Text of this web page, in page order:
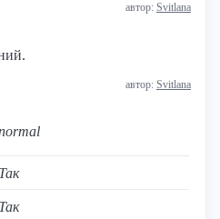
автор: Svitlana
автор: Svitlana
Так
Так